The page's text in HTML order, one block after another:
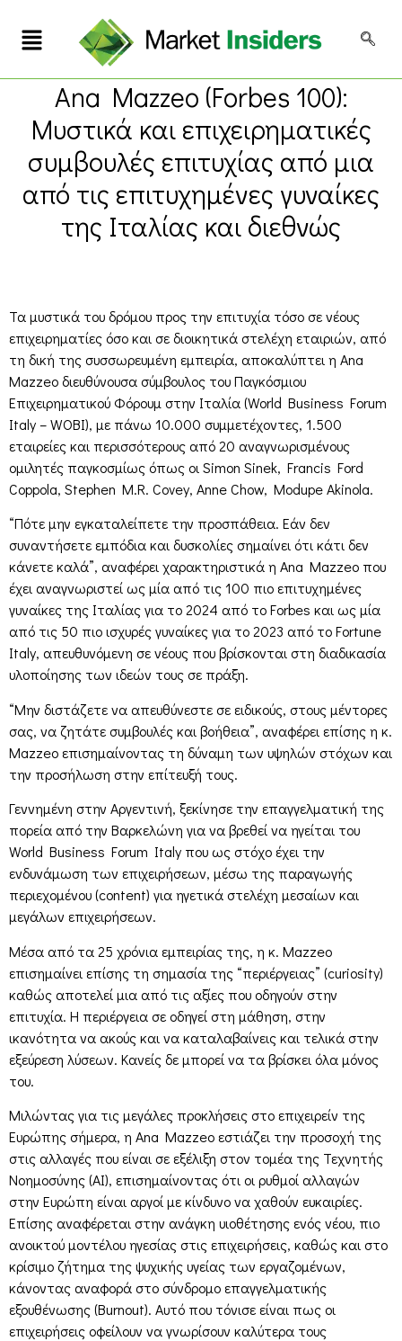
Ana Mazzeo (Forbes 100):
Μυστικά και επιχειρηματικές
συμβουλές επιτυχίας από μια
από τις επιτυχημένες γυναίκες
της Ιταλίας και διεθνώς
Τα μυστικά του δρόμου προς την επιτυχία τόσο σε νέους
επιχειρηματίες όσο και σε διοικητικά στελέχη εταιριών, από
τη δική της συσσωρευμένη εμπειρία, αποκαλύπτει η Ana
Mazzeo διευθύνουσα σύμβουλος του Παγκόσμιου
Επιχειρηματικού Φόρουμ στην Ιταλία (World Business Forum
Italy – WOBI), με πάνω 10.000 συμμετέχοντες, 1.500
εταιρείες και περισσότερους από 20 αναγνωρισμένους
ομιλητές παγκοσμίως όπως οι Simon Sinek, Francis Ford
Coppola, Stephen M.R. Covey, Anne Chow, Modupe Akinola.
“Πότε μην εγκαταλείπετε την προσπάθεια. Εάν δεν
συναντήσετε εμπόδια και δυσκολίες σημαίνει ότι κάτι δεν
κάνετε καλά”, αναφέρει χαρακτηριστικά η Ana Mazzeo που
έχει αναγνωριστεί ως μία από τις 100 πιο επιτυχημένες
γυναίκες της Ιταλίας για το 2024 από το Forbes και ως μία
από τις 50 πιο ισχυρές γυναίκες για το 2023 από το Fortune
Italy, απευθυνόμενη σε νέους που βρίσκονται στη διαδικασία
υλοποίησης των ιδεών τους σε πράξη.
“Μην διστάζετε να απευθύνεστε σε ειδικούς, στους μέντορες
σας, να ζητάτε συμβουλές και βοήθεια”, αναφέρει επίσης η κ.
Mazzeo επισημαίνοντας τη δύναμη των υψηλών στόχων και
την προσήλωση στην επίτευξή τους.
Γεννημένη στην Αργεντινή, ξεκίνησε την επαγγελματική της
πορεία από την Βαρκελώνη για να βρεθεί να ηγείται του
World Business Forum Italy που ως στόχο έχει την
ενδυνάμωση των επιχειρήσεων, μέσω της παραγωγής
περιεχομένου (content) για ηγετικά στελέχη μεσαίων και
μεγάλων επιχειρήσεων.
Μέσα από τα 25 χρόνια εμπειρίας της, η κ. Mazzeo
επισημαίνει επίσης τη σημασία της “περιέργειας” (curiosity)
καθώς αποτελεί μια από τις αξίες που οδηγούν στην
επιτυχία. Η περιέργεια σε οδηγεί στη μάθηση, στην
ικανότητα να ακούς και να καταλαβαίνεις και τελικά στην
εξεύρεση λύσεων. Κανείς δε μπορεί να τα βρίσκει όλα μόνος
του.
Μιλώντας για τις μεγάλες προκλήσεις στο επιχειρείν της
Ευρώπης σήμερα, η Αna Mazzeo εστιάζει την προσοχή της
στις αλλαγές που είναι σε εξέλιξη στον τομέα της Τεχνητής
Νοημοσύνης (AI), επισημαίνοντας ότι οι ρυθμοί αλλαγών
στην Ευρώπη είναι αργοί με κίνδυνο να χαθούν ευκαιρίες.
Επίσης αναφέρεται στην ανάγκη υιοθέτησης ενός νέου, πιο
ανοικτού μοντέλου ηγεσίας στις επιχειρήσεις, καθώς και στο
κρίσιμο ζήτημα της ψυχικής υγείας των εργαζομένων,
κάνοντας αναφορά στο σύνδρομο επαγγελματικής
εξουθένωσης (Burnout). Αυτό που τόνισε είναι πως οι
επιχειρήσεις οφείλουν να γνωρίσουν καλύτερα τους